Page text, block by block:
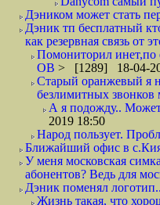
Дэником может стать
Дэник тп бесплатный
как резервная связь от
Помониторил инет,по
ОВ > [1289] 18-04-
Старый оранжевый я
безлимитных звонков
А я подожду..
2019 18:50
Народ пользует.
Ближайший офис в
У меня московская
абонентов? Ведь для
Дэник поменял
Жизнь такая, что